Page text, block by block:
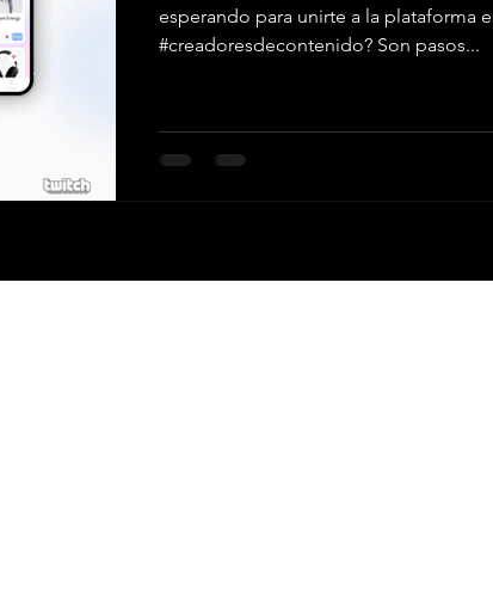
esperando para unirte a la plataforma
#creadoresdecontenido? Son pasos...